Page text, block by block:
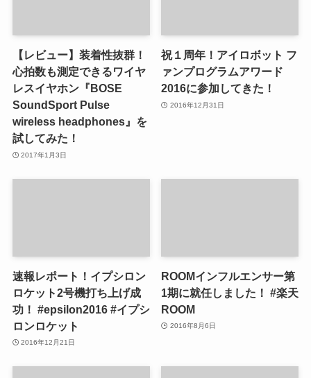
【レビュー】装着性抜群！
心拍数も測定できるワイヤ
レスイヤホン『BOSE
SoundSport Pulse
wireless headphones』を
試してみた！
2017年1月3日
祝１周年！アイロボット フ
ァンプログラムアワード
2016に参加してきた！
2016年12月31日
速報レポート！イプシロン
ロケット2号機打ち上げ成
功！ #epsilon2016 #イプシ
ロンロケット
2016年12月21日
ROOMインフルエンサー第
1期に就任しました！ #楽天
ROOM
2016年8月6日